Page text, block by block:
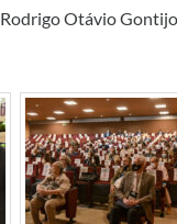
Rodrigo Otávio